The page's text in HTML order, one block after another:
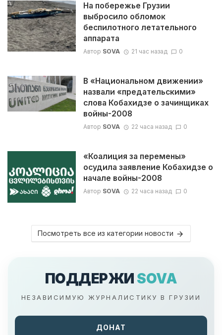
На побережье Грузии
выбросило обломок
беспилотного летательного
аппарата
Автор SOVA 21 час назад 0
В «Национальном движении»
назвали «предательскими»
слова Кобахидзе о зачинщиках
войны-2008
Автор SOVA 22 часа назад 0
«Коалиция за перемены»
осудила заявление Кобахидзе о
начале войны-2008
Автор SOVA 22 часа назад 0
Посмотреть все из категории новости
ПОДДЕРЖИ SOVA
НЕЗАВИСИМУЮ ЖУРНАЛИСТИКУ В ГРУЗИИ
ДОНАТ